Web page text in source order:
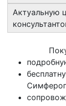
Актуальную